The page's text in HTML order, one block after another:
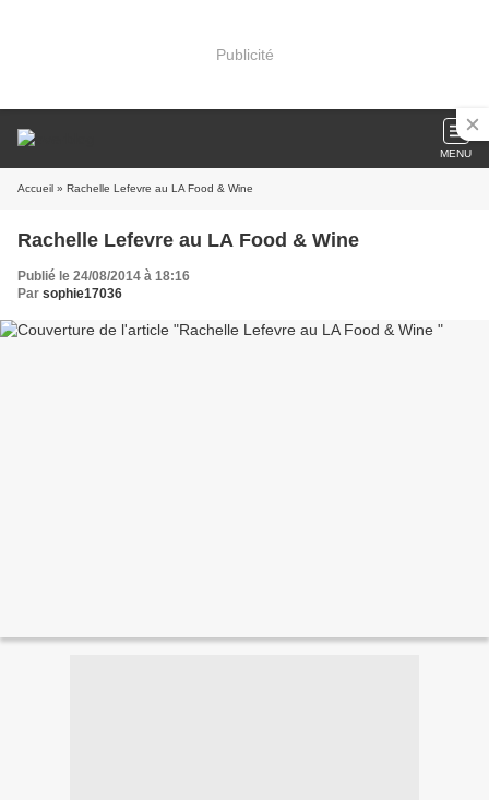
Publicité
MENU
Accueil » Rachelle Lefevre au LA Food & Wine
Rachelle Lefevre au LA Food & Wine
Publié le 24/08/2014 à 18:16
Par sophie17036